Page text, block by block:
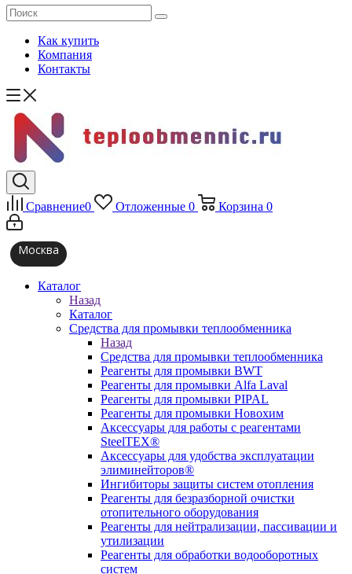
Как купить
Компания
Контакты
Сравнение0 Отложенные 0 Корзина 0
Москва
Каталог
Назад
Каталог
Средства для промывки теплообменника
Назад
Средства для промывки теплообменника
Реагенты для промывки BWT
Реагенты для промывки Alfa Laval
Реагенты для промывки PIPAL
Реагенты для промывки Новохим
Аксессуары для работы с реагентами
SteelTEX®
Аксессуары для удобства эксплуатации
элиминейторов®
Ингибиторы защиты систем отопления
Реагенты для безразборной очистки
отопительного оборудования
Реагенты для нейтрализации, пассивации и
утилизации
Реагенты для обработки водооборотных
систем